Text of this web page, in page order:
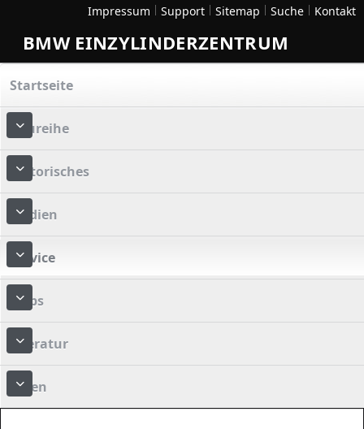
Impressum Support Sitemap Suche Kontakt
BMW EINZYLINDERZENTRUM
Startseite
Baureihe
Historisches
Medien
Service
Tipps
Literatur
Foren